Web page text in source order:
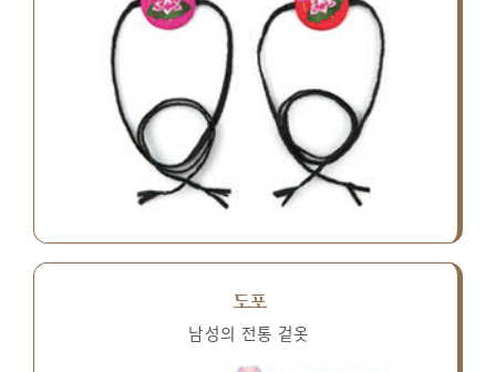
도포
남성의 전통 겉옷